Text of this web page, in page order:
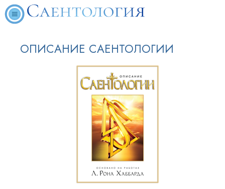
ОПИСАНИЕ САЕНТОЛОГИИ